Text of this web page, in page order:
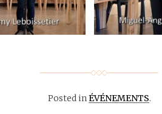
Posted in ÉVÉNEMENTS.